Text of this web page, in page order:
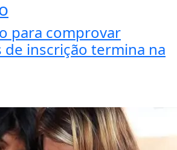
para comprovar
inscrição termina na